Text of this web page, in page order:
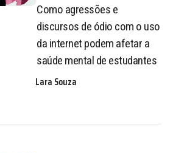
Como agressões e
discursos de ódio com o uso
da internet podem afetar a
saúde mental de estudantes
Lara Souza